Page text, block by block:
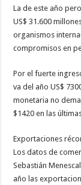
La de este año
US$ 31.600
organismos
compromisos en
Por el fuerte
va del año US$
monetaria no
$1420 en las
Exportaciones
Los datos de
Sebastián
año las